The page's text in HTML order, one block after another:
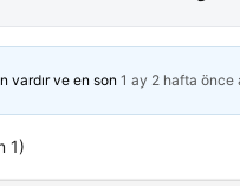
vardır ve en son 1 ay 2 hafta önce
1)